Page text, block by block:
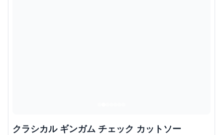
クラシカル ギンガム チェック カットソー